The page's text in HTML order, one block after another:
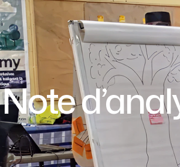
Note